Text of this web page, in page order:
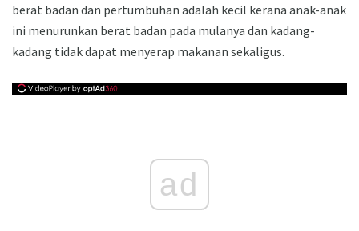
berat badan dan pertumbuhan adalah kecil kerana anak-anak
ini menurunkan berat badan pada mulanya dan kadang-
kadang tidak dapat menyerap makanan sekaligus.
ad